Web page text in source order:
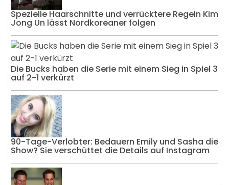
Spezielle Haarschnitte und verrücktere Regeln Kim
Jong Un lässt Nordkoreaner folgen
Die Bucks haben die Serie mit einem Sieg in Spiel 3
auf 2-1 verkürzt
90-Tage-Verlobter: Bedauern Emily und Sasha die
Show? Sie verschüttet die Details auf Instagram